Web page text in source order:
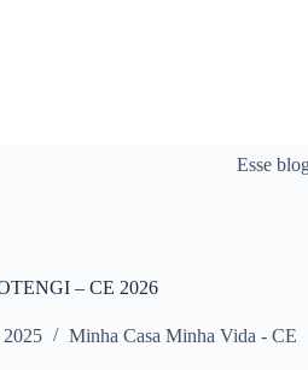
Esse
– CE 2026
2025 Minha Casa Minha Vida - CE